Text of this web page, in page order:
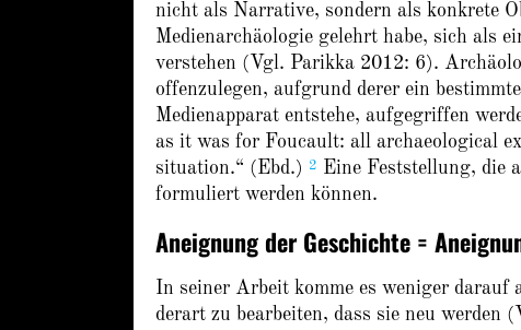
nicht als Narrative, sondern als konkrete
Medienarchäologie gelehrt habe, sich als
verstehen (Vgl. Parikka 2012: 6).
offenzulegen, aufgrund derer ein
Medienapparat entstehe, aufgegriffen
as it was for Foucault: all archaeological
situation.“ (Ebd.)
2 Eine Feststellung, die
formuliert werden können.
Aneignung der Geschichte =
In seiner Arbeit komme es weniger darauf
derart zu bearbeiten, dass sie neu